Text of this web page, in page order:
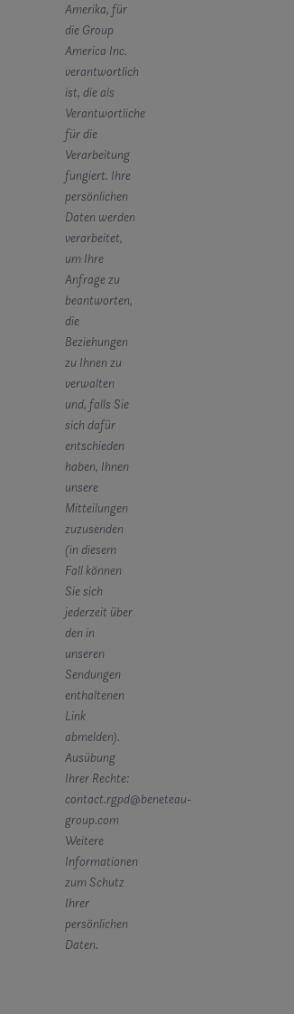
Amerika, für
die Group
America Inc.
verantwortlich
ist, die als
Verantwortliche
für die
Verarbeitung
fungiert. Ihre
persönlichen
Daten werden
verarbeitet,
um Ihre
Anfrage zu
beantworten,
die
Beziehungen
zu Ihnen zu
verwalten
und, falls Sie
sich dafür
entschieden
haben, Ihnen
unsere
Mitteilungen
zuzusenden
(in diesem
Fall können
Sie sich
jederzeit über
den in
unseren
Sendungen
enthaltenen
Link
abmelden).
Ausübung
Ihrer Rechte:
contact.rgpd@beneteau-
group.com
Weitere
Informationen
zum Schutz
Ihrer
persönlichen
Daten.